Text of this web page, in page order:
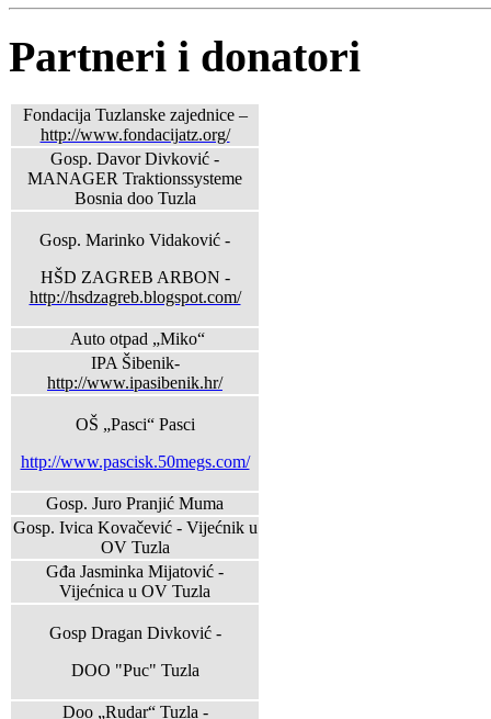
Partneri i donatori
Fondacija Tuzlanske zajednice –
http://www.fondacijatz.org/
Gosp. Davor Divković -
MANAGER Traktionssysteme
Bosnia doo Tuzla
Gosp. Marinko Vidaković -
HŠD ZAGREB ARBON -
http://hsdzagreb.blogspot.com/
Auto otpad „Miko“
IPA Šibenik-
http://www.ipasibenik.hr/
OŠ „Pasci“ Pasci
http://www.pascisk.50megs.com/
Gosp. Juro Pranjić Muma
Gosp. Ivica Kovačević - Vijećnik u
OV Tuzla
Gđa Jasminka Mijatović -
Vijećnica u OV Tuzla
Gosp Dragan Divković -
DOO "Puc" Tuzla
Doo „Rudar“ Tuzla -